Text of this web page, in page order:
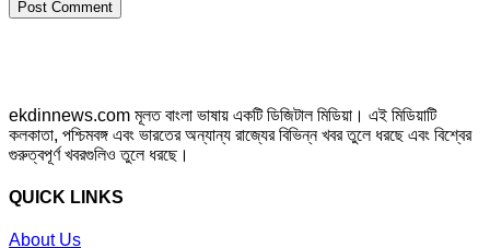
ekdinnews.com মূলত বাংলা ভাষায় একটি ডিজিটাল মিডিয়া। এই মিডিয়াটি
কলকাতা, পশ্চিমবঙ্গ এবং ভারতের অন্যান্য রাজ্যের বিভিন্ন খবর তুলে ধরছে এবং বিশ্বের
গুরুত্বপূর্ণ খবরগুলিও তুলে ধরছে।
QUICK LINKS
About Us